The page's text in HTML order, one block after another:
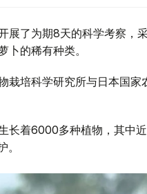
展了为期8天的科学考察，
卜的稀有种类。
栽培科学研究所与日本国
长着6000多种植物，其中